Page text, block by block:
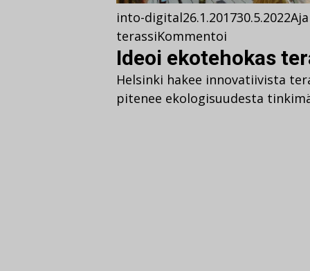
into-digital26.1.201730.5.2022
terassiKommentoi
Ideoi ekotehokas
Helsinki hakee innovatiivista
pitenee ekologisuudesta